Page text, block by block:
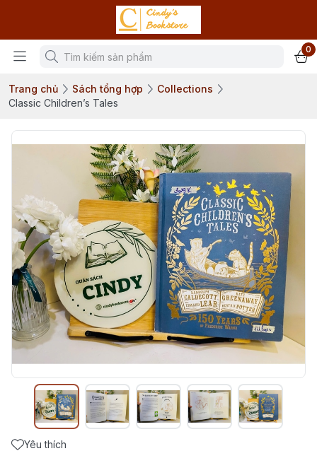
0
Trang chủ Sách tổng hợp
Collections
Classic Children’s Tales
Yêu thích